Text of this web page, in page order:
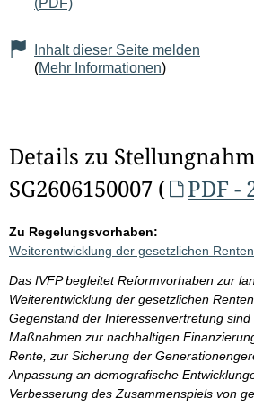
(PDF)
Inhalt dieser Seite melden
(Mehr Informationen)
Details zu
SG2606150007 (
PDF -
Zu Regelungsvorhaben:
Weiterentwicklung der gesetzlichen
Das IVFP begleitet Reformvorhaben zur
Weiterentwicklung der gesetzlichen
Gegenstand der Interessenvertretung
Maßnahmen zur nachhaltigen
Rente, zur Sicherung der
Anpassung an demografische
Verbesserung des Zusammenspiels von